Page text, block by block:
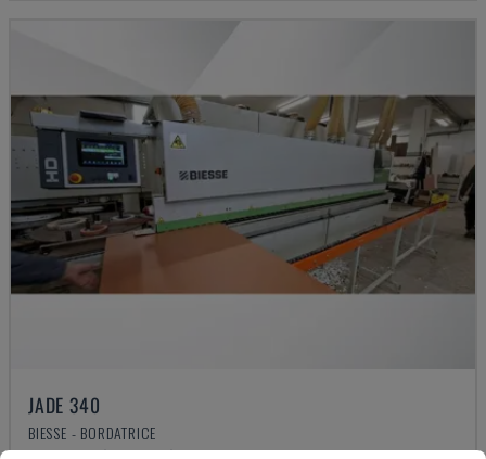
JADE 340
BIESSE - BORDATRICE